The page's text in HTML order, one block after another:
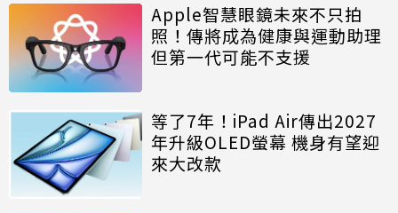
Apple智慧眼鏡未來不只拍
照！傳將成為健康與運動助理
但第一代可能不支援
等了7年！iPad Air傳出2027
年升級OLED螢幕 機身有望迎
來大改款